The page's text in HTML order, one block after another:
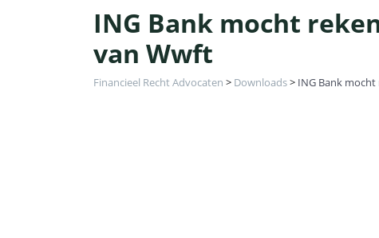
ING Bank mocht
van Wwft
Financieel Recht Advocaten > Downloads> ING Bank